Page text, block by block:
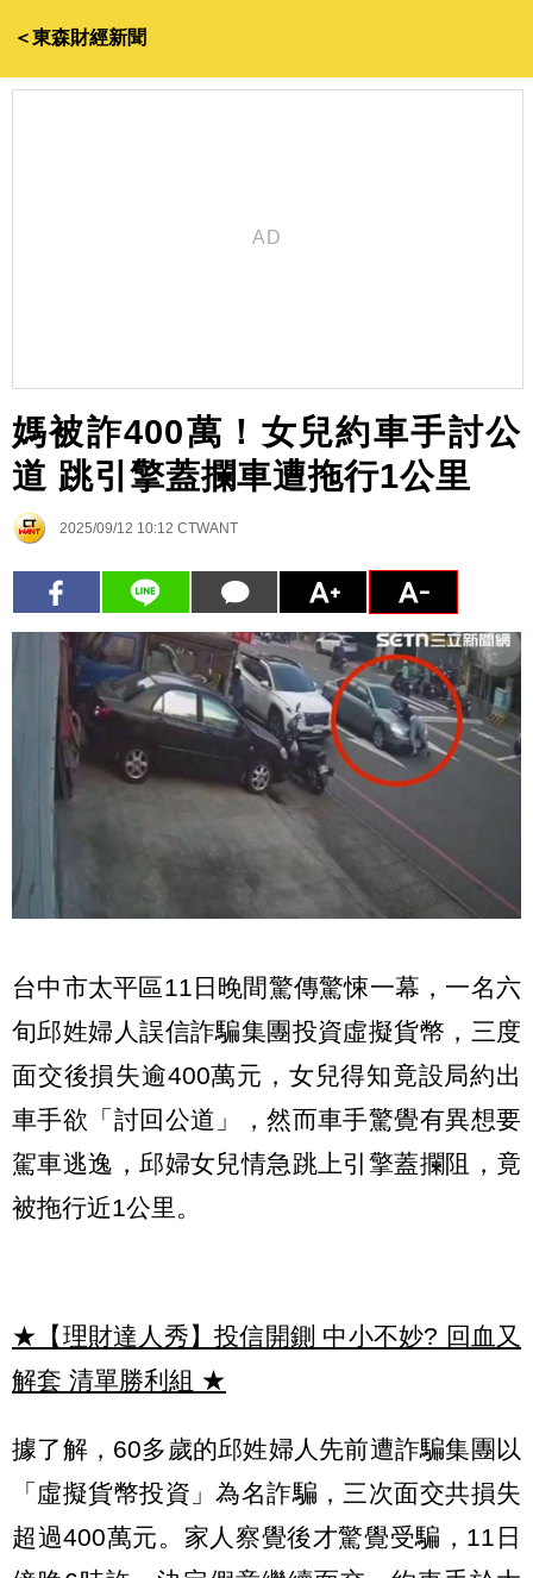
＜東森財經新聞
媽被詐400萬！女兒約車手討公
道 跳引擎蓋攔車遭拖行1公里
2025/09/12 10:12 CTWANT
台中市太平區11日晚間驚傳驚悚一幕，一名六
旬邱姓婦人誤信詐騙集團投資虛擬貨幣，三度
面交後損失逾400萬元，女兒得知竟設局約出
車手欲「討回公道」，然而車手驚覺有異想要
駕車逃逸，邱婦女兒情急跳上引擎蓋攔阻，竟
被拖行近1公里。
★【理財達人秀】投信開鍘 中小不妙? 回血又
解套 清單勝利組 ★
據了解，60多歲的邱姓婦人先前遭詐騙集團以
「虛擬貨幣投資」為名詐騙，三次面交共損失
超過400萬元。家人察覺後才驚覺受騙，11日